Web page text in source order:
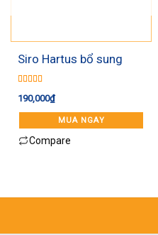
Siro Hartus bổ sung
canxi 150ml
hạng5.005
190,000₫
MUA NGAY
Compare